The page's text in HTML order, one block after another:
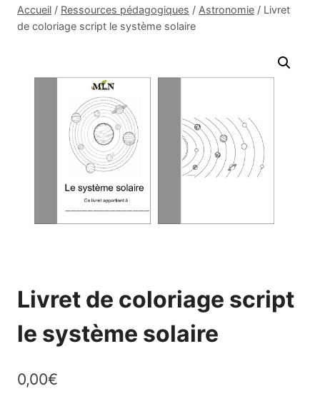
Accueil / Ressources pédagogiques / Astronomie / Livret
de coloriage script le système solaire
Livret de coloriage script
le système solaire
0,00€